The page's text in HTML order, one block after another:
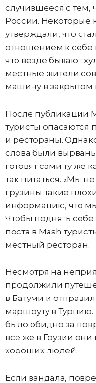
случившееся с тем,
России. Некоторые
утверждали, что
отношением к себе
что везде бывают
местные жители
машину в закрытом
После публикации
туристы опасаются
и рестораны.
слова были вырваны
готовят сами ту же
так питаться. «Мы
грузины такие
информацию, что мы
Чтобы поднять
поста в Mash
местный ресторан.
Несмотря на
продолжили
в Батуми и
маршруту в
было обидно за
все же в Грузии
хороших людей.
Если вандала,